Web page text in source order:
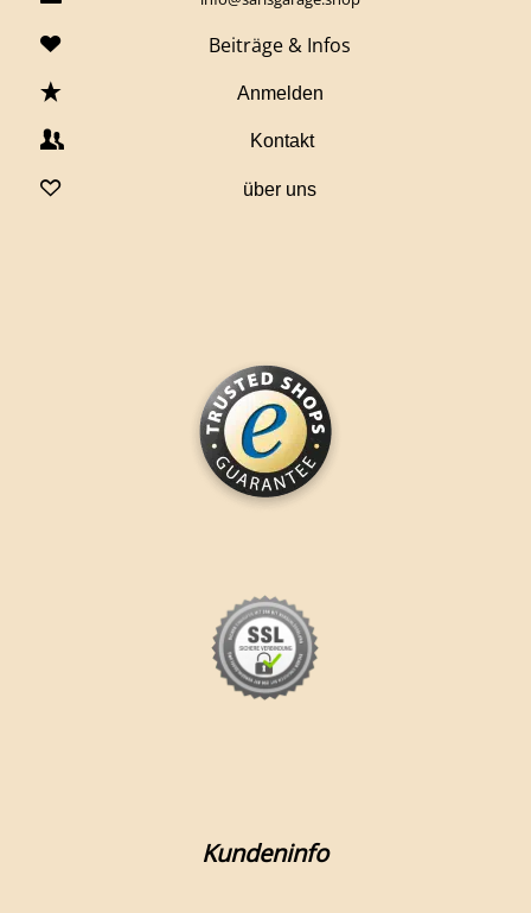
Beiträge & Infos
Anmelden
Kontakt
über uns
Kundeninfo